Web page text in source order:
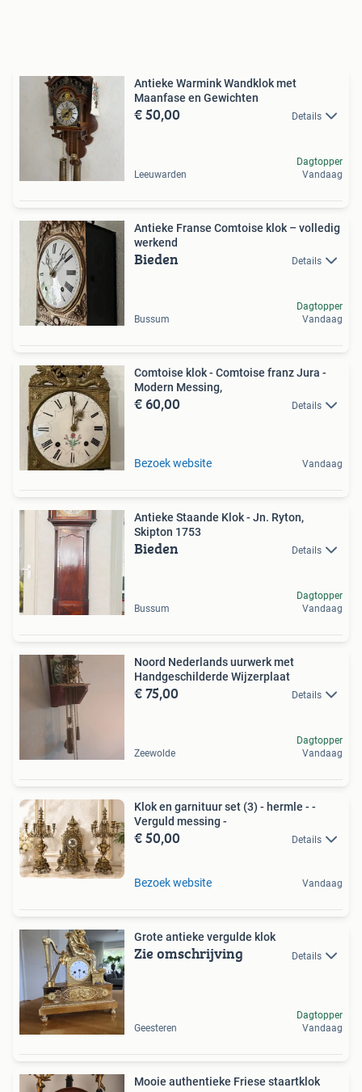
Antieke Warmink Wandklok met
Maanfase en Gewichten
€ 50,00 Details
Leeuwarden
Dagtopper
Vandaag
Antieke Franse Comtoise klok – volledig
werkend
Bieden Details
Bussum
Dagtopper
Vandaag
Comtoise klok - Comtoise franz Jura -
Modern Messing,
€ 60,00 Details
Bezoek website Vandaag
Antieke Staande Klok - Jn. Ryton,
Skipton 1753
Bieden Details
Bussum
Dagtopper
Vandaag
Noord Nederlands uurwerk met
Handgeschilderde Wijzerplaat
€ 75,00 Details
Zeewolde
Dagtopper
Vandaag
Klok en garnituur set (3) - hermle - -
Verguld messing -
€ 50,00 Details
Bezoek website Vandaag
Grote antieke vergulde klok
Zie omschrijving Details
Geesteren
Dagtopper
Vandaag
Mooie authentieke Friese staartklok